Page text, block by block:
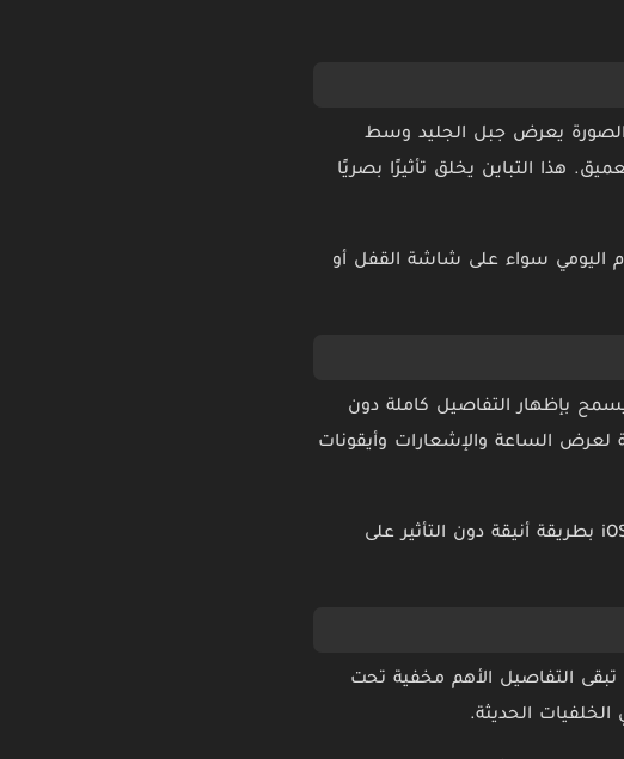
الصورة يعرض جبل الجليد وسط
هذا التباين يخلق تأثيرًا بصريًا
اليومي سواء على شاشة القفل أو
بإظهار التفاصيل كاملة دون
لعرض الساعة والإشعارات وأيقونات
وتتميز الخلفية أيضًا بدرجات اللون الأزرق الداكن التي تساعد على إبراز عناصر واجهة iOS بطريقة أنيقة دون التأثير على
التفاصيل الأهم مخفية تحت
الحديثة.